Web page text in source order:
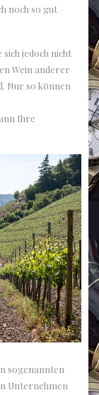
noch so gut
sich jedoch nicht
Wein anderer
Nur so können
Ihre
sogenannten
Unternehmen